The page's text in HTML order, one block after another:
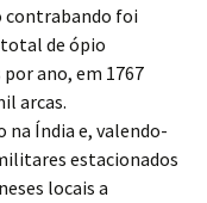
contrabando foi
total de ópio
ano, em 1767
arcas.
na Índia e, valendo-
estacionados
locais a